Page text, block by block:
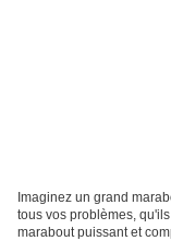
Imaginez un grand
tous vos problèmes,
marabout puissant et